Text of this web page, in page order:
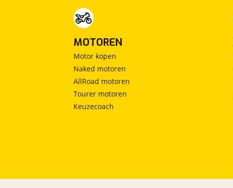
MOTOREN
Motor kopen
Naked motoren
AllRoad motoren
Tourer motoren
Keuzecoach